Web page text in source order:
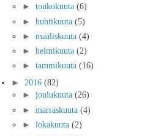
► toukokuuta (6)
► huhtikuuta (5)
► maaliskuuta (4)
► helmikuuta (2)
► tammikuuta (16)
► 2016 (82)
► joulukuuta (26)
► marraskuuta (4)
► lokakuuta (2)